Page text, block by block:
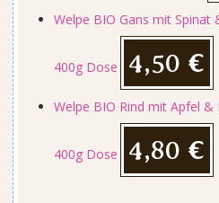
Welpe BIO Gans mit Spinat
400g Dose 4,50 €
Welpe BIO Rind mit Apfel
400g Dose 4,80 €